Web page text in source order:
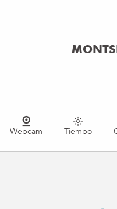
Webcam Tiempo